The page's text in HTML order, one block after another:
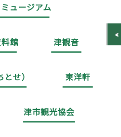
ュージアム
館 津観音
せ） 東洋軒
津市観光協会